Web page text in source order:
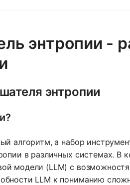
энтропии -
энтропии
алгоритм, а набор
в различных системах. В
модели (LLM) с
LLM к пониманию